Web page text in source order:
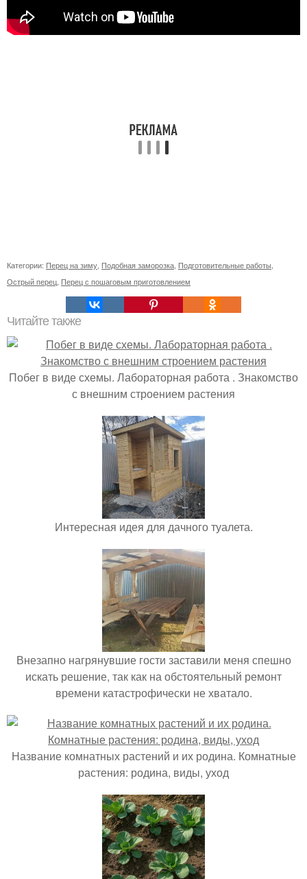
Категории: Перец на зиму Подобная заморозка Подготовительные работы
Острый перец Перец с пошаговым приготовлением
Читайте также
Побег в виде схемы. Лабораторная работа . Знакомство
с внешним строением растения
Интересная идея для дачного туалета.
Внезапно нагрянувшие гости заставили меня спешно
искать решение, так как на обстоятельный ремонт
времени катастрофически не хватало.
Название комнатных растений и их родина. Комнатные
растения: родина, виды, уход